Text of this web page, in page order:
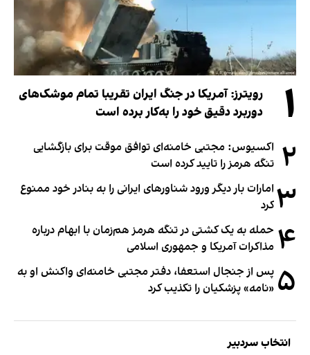
۱
رویترز: آمریکا در جنگ ایران تقریبا تمام موشک‌های
دوربرد دقیق خود را به‌کار برده است
۲ اکسیوس: مجتبی خامنه‌ای توافق موقت برای بازگشایی
تنگه هرمز را تایید کرده است
۳ امارات بار دیگر ورود شناورهای ایرانی را به بنادر خود ممنوع
کرد
۴ حمله به یک کشتی در تنگه هرمز هم‌زمان با ابهام درباره
مذاکرات آمریکا و جمهوری اسلامی
۵ پس از جنجال استعفا، دفتر مجتبی خامنه‌ای واکنش او به
«نامه» پزشکیان را تکذیب کرد
انتخاب سردبیر